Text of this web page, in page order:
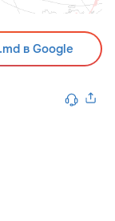
в Google